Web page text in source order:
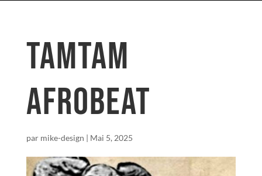
TAMTAM
AFROBEAT
par mike-design | Mai 5, 2025